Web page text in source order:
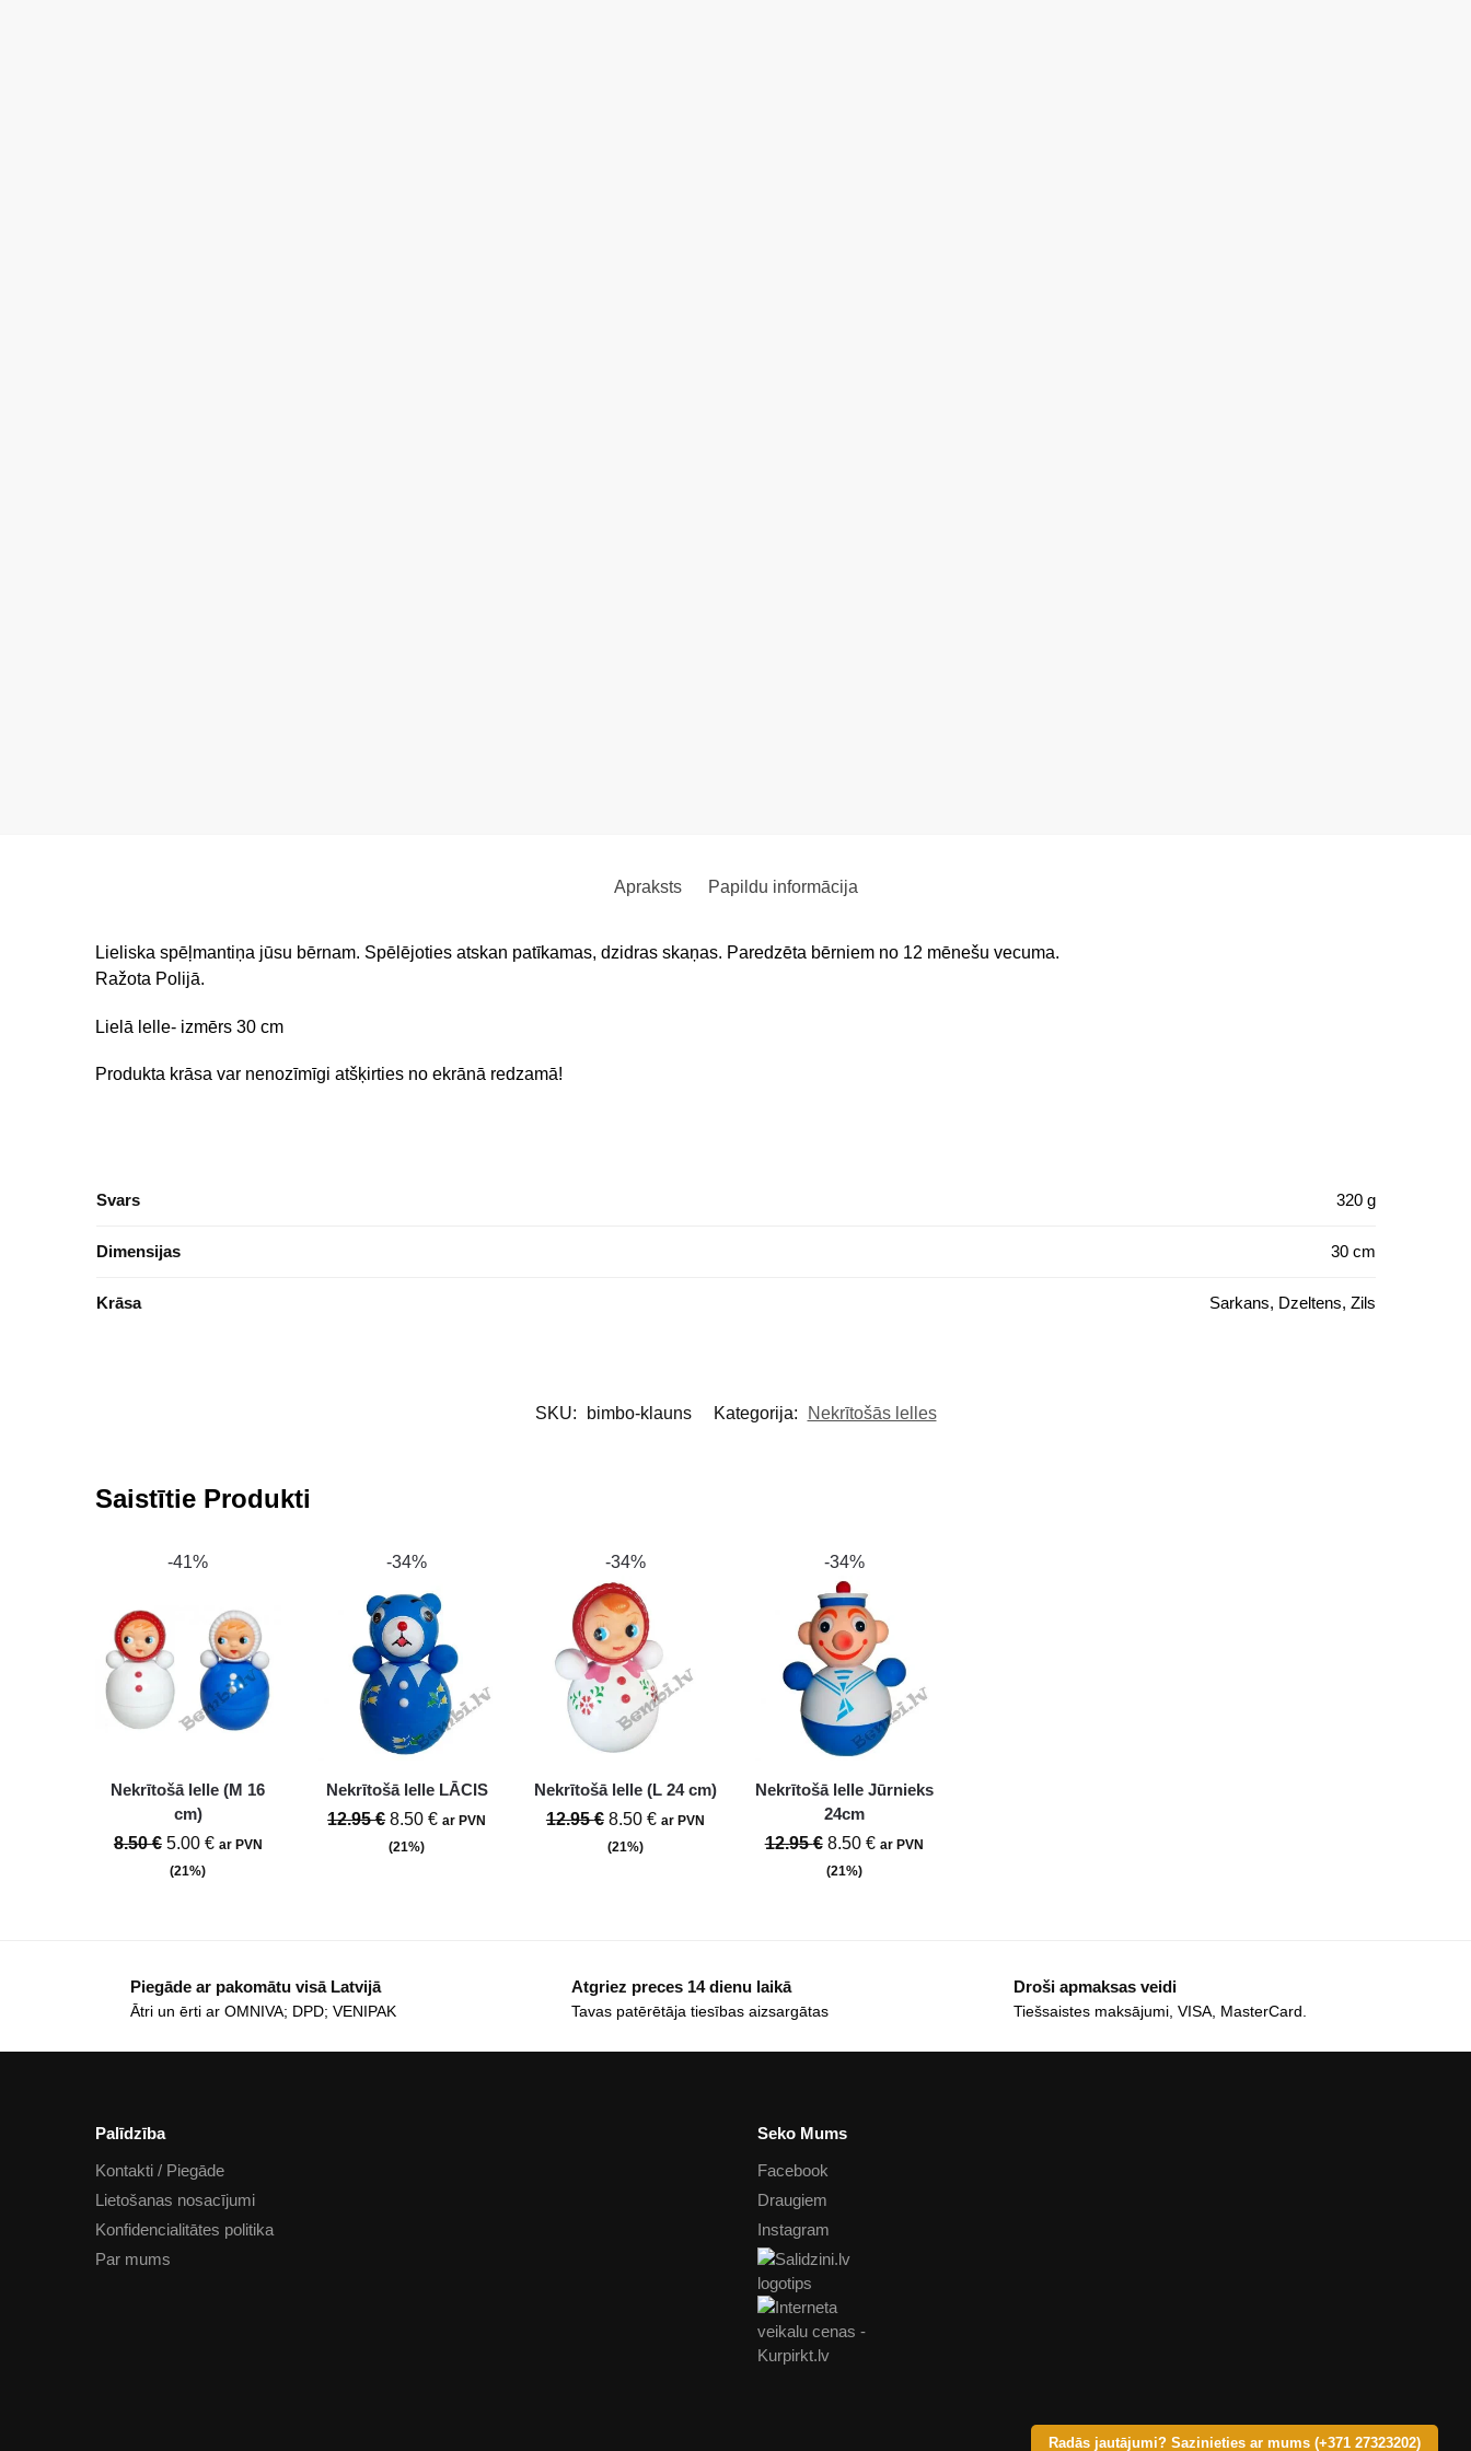
Radās jautājumi? Sazinieties ar mums (+371 27323202)
Apraksts Papildu informācija
Lieliska spēļmantiņa jūsu bērnam. Spēlējoties atskan patīkamas, dzidras skaņas. Paredzēta bērniem no 12 mēnešu vecuma.
Ražota Polijā.
Lielā lelle- izmērs 30 cm
Produkta krāsa var nenozīmīgi atšķirties no ekrānā redzamā!
Svars 320 g
Dimensijas 30 cm
Krāsa Sarkans, Dzeltens, Zils
SKU: bimbo-klauns Kategorija: Nekrītošās lelles
Saistītie Produkti
-41%
Nekrītošā lelle (M 16
cm)
8.50€ 5.00 € ar PVN
(21%)
-34%
Nekrītošā lelle LĀCIS
12.95€ 8.50€ ar PVN
(21%)
-34%
Nekrītošā lelle (L 24 cm)
12.95€ 8.50 € ar PVN
(21%)
-34%
Nekrītošā lelle Jūrnieks
24cm
12.95€ 8.50 € ar PVN
(21%)
Piegāde ar pakomātu visā Latvijā
Ātri un ērti ar OMNIVA; DPD; VENIPAK
Atgriez preces 14 dienu laikā
Tavas patērētāja tiesības aizsargātas
Droši apmaksas veidi
Tiešsaistes maksājumi, VISA, MasterCard.
Palīdzība
Kontakti / Piegāde
Lietošanas nosacījumi
Konfidencialitātes politika
Par mums
Seko Mums
Facebook
Draugiem
Instagram